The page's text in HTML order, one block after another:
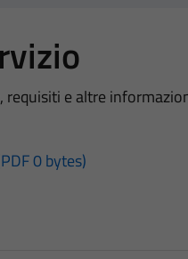
requisiti e altre
0 bytes)